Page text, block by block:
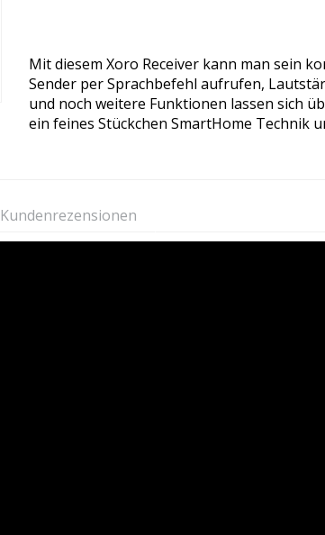
Mit diesem Xoro Receiver kann man sein
Sender per Sprachbefehl aufrufen,
und noch weitere Funktionen lassen sich
ein feines Stückchen SmartHome Technik
Kundenrezensionen